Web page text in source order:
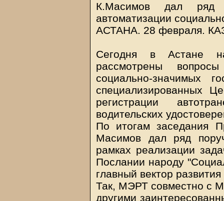
К.Масимов дал ряд
автоматизации
АСТАНА. 28 февраля.
Сегодня в Астане
рассмотрены
социально-значимых
специализированных
регистрации
водительских
По итогам заседания
Масимов дал ряд
рамках реализации
Послании народу
главный вектор
Так, МЭРТ совместно с
другими